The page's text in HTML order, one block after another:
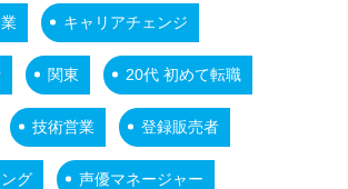
キャリアチェンジ
関東 20代 初めて転職
技術営業 登録販売者
グ 声優マネージャー